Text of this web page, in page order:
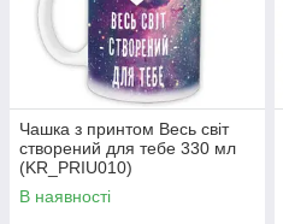
Чашка з принтом Весь світ
створений для тебе 330 мл
(KR_PRIU010)
В наявності